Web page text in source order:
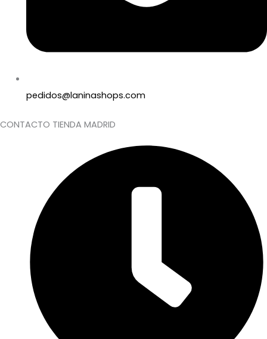
pedidos@laninashops.com
CONTACTO TIENDA MADRID